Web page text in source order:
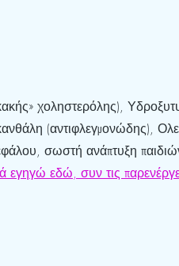
χοληστερόλης),
(αντιφλεγμονώδης),
σωστή ανάπτυξη
εγηγώ εδώ, συν τις